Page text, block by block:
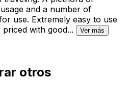
and a number of
use. Extremely easy to use
priced with good... Ver más
otros